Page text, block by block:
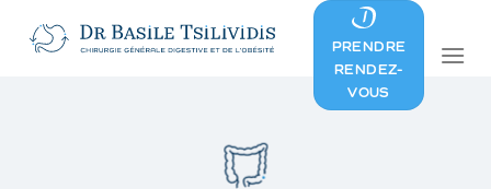
PRENDRE
RENDEZ-
VOUS